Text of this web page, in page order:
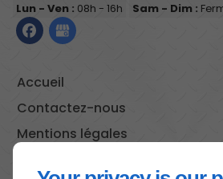
Lun - Ven : 08h - 16h Sam - Dim :
Accueil
Contactez-nous
Mentions légales